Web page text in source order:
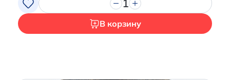
1
В корзину